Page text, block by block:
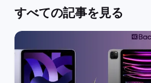
すべての記事を見る